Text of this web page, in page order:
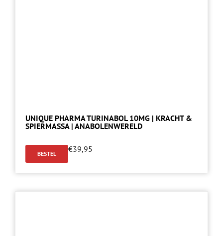
UNIQUE PHARMA TURINABOL 10MG | KRACHT &
SPIERMASSA | ANABOLENWERELD
BESTEL €39,95